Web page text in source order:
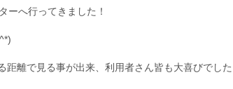
ーへ行ってきました！
離で見る事が出来、利用者さん皆も大喜びでした